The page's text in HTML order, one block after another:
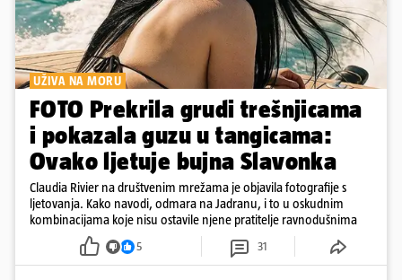
UŽIVA NA MORU
FOTO Prekrila grudi trešnjicama
i pokazala guzu u tangicama:
Ovako ljetuje bujna Slavonka
Claudia Rivier na društvenim mrežama je objavila fotografije s
ljetovanja. Kako navodi, odmara na Jadranu, i to u oskudnim
kombinacijama koje nisu ostavile njene pratitelje ravnodušnima
5 31